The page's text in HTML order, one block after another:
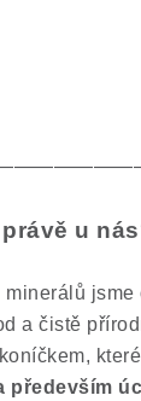
u
a čistě
především